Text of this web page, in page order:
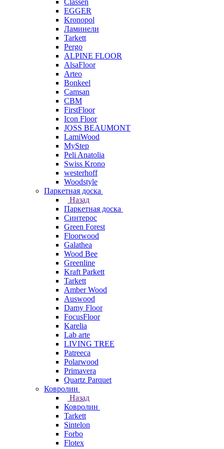
Classen
EGGER
Kronopol
Ламинели
Tarkett
Pergo
ALPINE FLOOR
AlsaFloor
Arteo
Bonkeel
Camsan
CBM
FirstFloor
Icon Floor
JOSS BEAUMONT
LamiWood
MyStep
Peli Anatolia
Swiss Krono
westerhoff
Woodstyle
Паркетная доска
Назад
Паркетная доска
Синтерос
Green Forest
Floorwood
Galathea
Wood Bee
Greenline
Kraft Parkett
Tarkett
Amber Wood
Auswood
Damy Floor
FocusFloor
Karelia
Lab arte
LIVING TREE
Patreeca
Polarwood
Primavera
Quartz Parquet
Ковролин
Назад
Ковролин
Tarkett
Sintelon
Forbo
Flotex